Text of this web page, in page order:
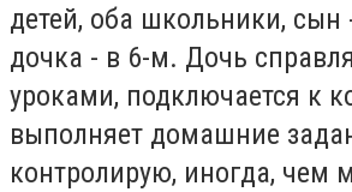
детей, оба школьники, сын
дочка - в 6-м. Дочь
уроками, подключается к
выполняет домашние
контролирую, иногда, чем